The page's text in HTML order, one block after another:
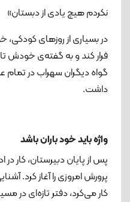
نکردم هیچ یادی از دبستان»
در بسیاری از روزهای کودکی،
گواه دیگران سهراب در تمام
داشت.
واژه باید خود باران باشد
پس از پایان دبیرستان، کار
پرورش امروزی را آغاز کرد.
کار می‌کرد، دفتر تازه‌ای در